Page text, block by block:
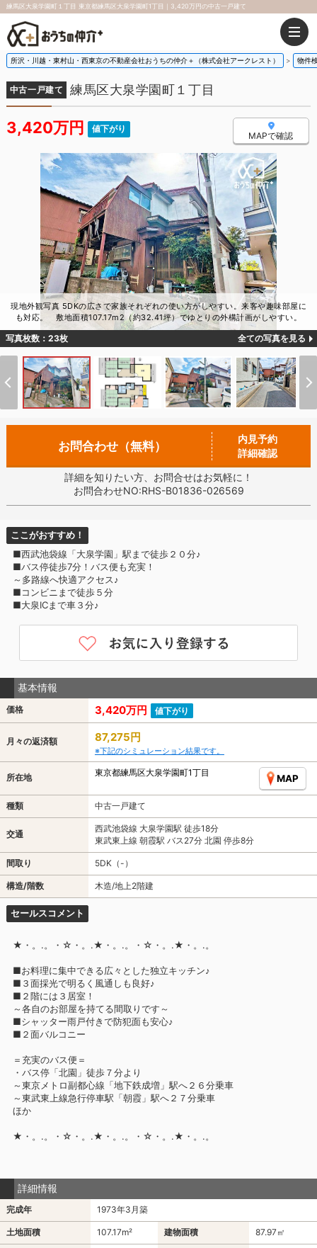
練馬区大泉学園町１丁目 東京都練馬区大泉学園町1丁目｜3,420万円の中古一戸建て
所沢・川越・東村山・西東京の不動産会社おうちの仲介＋（株式会社アークレスト） 物件
中古一戸建て 練馬区大泉学園町１丁目
3,420万円 値下がり
MAPで確認
現地外観写真 5DKの広さで家族それぞれの使い方がしやすい。来客や趣味部屋に
も対応。 敷地面積107.17m2（約32.41坪）でゆとりの外構計画がしやすい。
写真枚数：23枚 全ての写真を見る
お問合わせ（無料）
内見予約
詳細確認
詳細を知りたい方、お問合せはお気軽に！
お問合わせNO:RHS-B01836-026569
ここがおすすめ！
■西武池袋線「大泉学園」駅まで徒歩２０分♪
■バス停徒歩7分！バス便も充実！
～多路線へ快適アクセス♪
■コンビニまで徒歩５分
■大泉ICまで車３分♪
基本情報
価格 3,420万円 値下がり
月々の返済額 87,275円
※下記のシミュレーション結果です。
所在地 東京都練馬区大泉学園町1丁目
MAP
種類 中古一戸建て
交通
西武池袋線 大泉学園駅 徒歩18分
東武東上線 朝霞駅 バス27分 北園 停歩8分
間取り 5DK（-）
構造/階数 木造/地上2階建
セールスコメント
★・。.。・☆・。.★・。.。・☆・。.★・。.。
■お料理に集中できる広々とした独立キッチン♪
■３面採光で明るく風通しも良好♪
■２階には３居室！
～各自のお部屋を持てる間取りです～
■シャッター雨戸付きで防犯面も安心♪
■２面バルコニー
＝充実のバス便＝
・バス停「北園」徒歩７分より
～東京メトロ副都心線「地下鉄成増」駅へ２６分乗車
～東武東上線急行停車駅「朝霞」駅へ２７分乗車
ほか
★・。.。・☆・。.★・。.。・☆・。.★・。.。
詳細情報
完成年 1973年3月築
土地面積 107.17m² 建物面積 87.97㎡